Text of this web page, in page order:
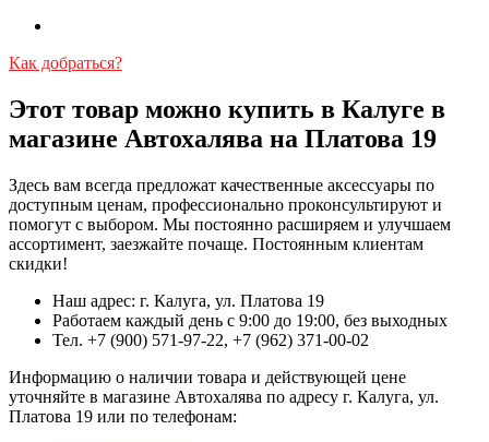
Как добраться?
Этот товар можно купить в Калуге в
магазине Автохалява на Платова 19
Здесь вам всегда предложат качественные аксессуары по
доступным ценам, профессионально проконсультируют и
помогут с выбором. Мы постоянно расширяем и улучшаем
ассортимент, заезжайте почаще. Постоянным клиентам
скидки!
Наш адрес: г. Калуга, ул. Платова 19
Работаем каждый день с 9:00 до 19:00, без выходных
Тел. +7 (900) 571-97-22, +7 (962) 371-00-02
Информацию о наличии товара и действующей цене
уточняйте в магазине Автохалява по адресу г. Калуга, ул.
Платова 19 или по телефонам: